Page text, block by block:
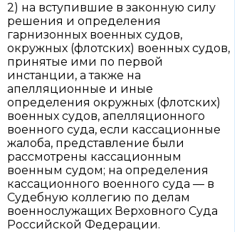
2) на вступившие в законную силу
решения и определения
гарнизонных военных судов,
окружных (флотских) военных судов,
принятые ими по первой
инстанции, а также на
апелляционные и иные
определения окружных (флотских)
военных судов, апелляционного
военного суда, если кассационные
жалоба, представление были
рассмотрены кассационным
военным судом; на определения
кассационного военного суда — в
Судебную коллегию по делам
военнослужащих Верховного Суда
Российской Федерации.